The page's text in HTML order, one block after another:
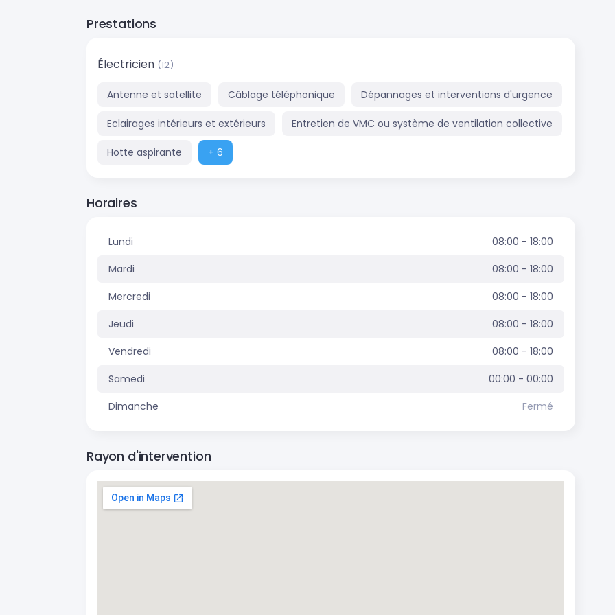
Prestations
Électricien (12)
Antenne et satellite Câblage téléphonique Dépannages et interventions d'urgence
Eclairages intérieurs et extérieurs Entretien de VMC ou système de ventilation collective
Hotte aspirante + 6
Horaires
Lundi
08:00 - 18:00
Mardi
08:00 - 18:00
Mercredi
08:00 - 18:00
Jeudi
08:00 - 18:00
Vendredi
08:00 - 18:00
Samedi
00:00 - 00:00
Dimanche
Fermé
Rayon d'intervention